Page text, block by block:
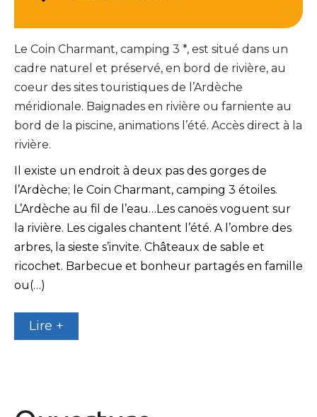
Le Coin Charmant, camping 3 *, est situé dans un
cadre naturel et préservé, en bord de rivière, au
coeur des sites touristiques de l’Ardèche
méridionale. Baignades en rivière ou farniente au
bord de la piscine, animations l’été. Accès direct à la
rivière.
Il existe un endroit à deux pas des gorges de
l’Ardèche; le Coin Charmant, camping 3 étoiles.
L’Ardèche au fil de l’eau…Les canoës voguent sur
la rivière. Les cigales chantent l’été. A l’ombre des
arbres, la sieste s’invite. Châteaux de sable et
ricochet. Barbecue et bonheur partagés en famille
ou(…)
Lire +